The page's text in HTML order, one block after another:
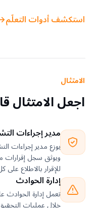
استكشف أدوات التعلّم
الامتثال
اجعل الامتثال
مدير إجراءات
يوزع مدير إجراءات
ويوثق سجل إقرارات
للإقرار بالاطلاع على
إدارة الحوادث
تعمل إدارة الحوادث
خلال عمليات